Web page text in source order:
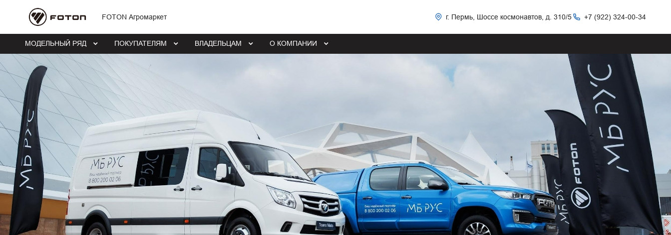
FOTON Агромаркет г. Пермь, Шоссе космонавтов, д. 310/5 +7 (922) 324-00-34
МОДЕЛЬНЫЙ РЯД ПОКУПАТЕЛЯМ ВЛАДЕЛЬЦАМ О КОМПАНИИ